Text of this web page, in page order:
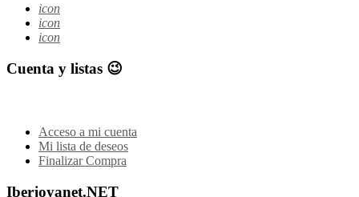
icon
icon
icon
Cuenta y listas 😉
Acceso a mi cuenta
Mi lista de deseos
Finalizar Compra
Iberjoyanet.NET